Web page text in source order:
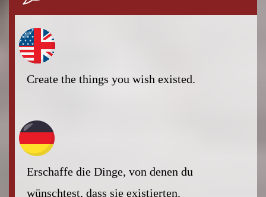
Create the things you wish existed.
Erschaffe die Dinge, von denen du
wünschtest, dass sie existierten.